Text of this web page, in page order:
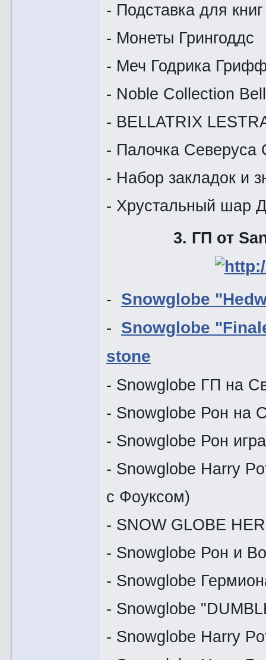
- Подставка для
- Монеты Грингоддс
- Меч Годрика
- Noble Collection
- BELLATRIX
- Палочка Северуса
- Набор закладок и
- Хрустальный шар
3. ГП от
- Snowglobe
- Snowglobe
stone
- Snowglobe ГП на
- Snowglobe Рон на
- Snowglobe Рон
- Snowglobe Harry
с Фоуксом)
- SNOW GLOBE
- Snowglobe Рон и
- Snowglobe
- Snowglobe
- Snowglobe Harry